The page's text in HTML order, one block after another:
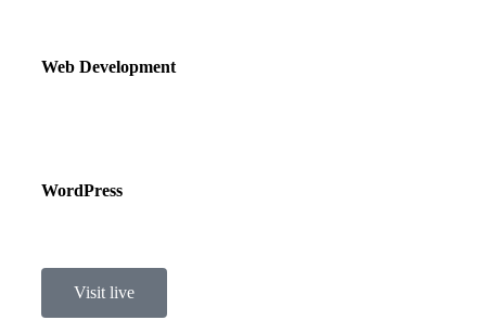
Web Development
WordPress
Visit live